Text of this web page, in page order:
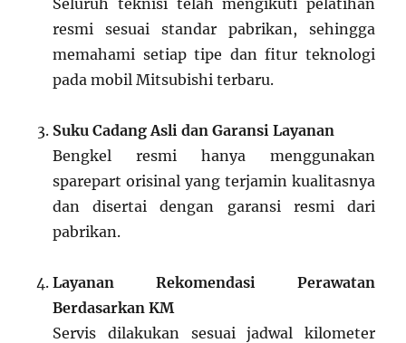
Seluruh teknisi telah mengikuti pelatihan
resmi sesuai standar pabrikan, sehingga
memahami setiap tipe dan fitur teknologi
pada mobil Mitsubishi terbaru.
Suku Cadang Asli dan Garansi Layanan
Bengkel resmi hanya menggunakan
sparepart orisinal yang terjamin kualitasnya
dan disertai dengan garansi resmi dari
pabrikan.
Layanan Rekomendasi Perawatan
Berdasarkan KM
Servis dilakukan sesuai jadwal kilometer